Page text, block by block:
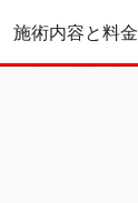
施術内容と料金